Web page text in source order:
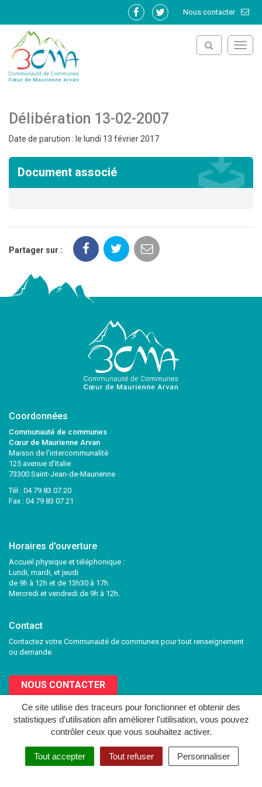
Ce site utilise des traceurs pour fonctionner et obtenir des
statistiques d'utilisation afin améliorer l'utilisation, vous pouvez
contrôler ceux que vous souhaitez activer.
Tout accepter Tout refuser Personnaliser
Nous contacter
Lien
Lien
Délibération 13-02-2007
Date de parution : le lundi 13 février 2017
Document associé
Partager sur :
Coordonnées
Communauté de communes
Cœur de Maurienne Arvan
Maison de l’intercommunalité
125 avenue d’Italie
73300 Saint-Jean-de-Maurienne
Tél : 04 79 83 07 20
Fax : 04 79 83 07 21
Horaires d'ouverture
Accueil physique et téléphonique :
Lundi, mardi, et jeudi
de 9h à 12h et de 13h30 à 17h.
Mercredi et vendredi de 9h à 12h.
Contact
Contactez votre Communauté de communes pour tout renseignement
ou demande.
NOUS CONTACTER
Lien
vers
le
compte
Facebook
Lien
vers
le
compte
Twitter
MENTIONS LÉGALES PLAN DU SITE CRÉDITS NOUS CONTACTER